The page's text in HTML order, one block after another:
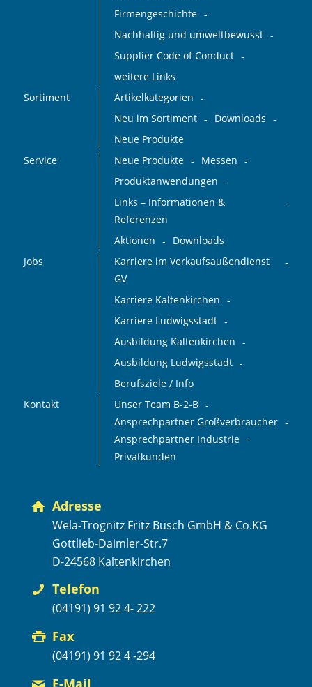
Firmengeschichte
Nachhaltig und umweltbewusst
Supplier Code of Conduct
weitere Links
Sortiment
Artikelkategorien
Neu im Sortiment
Downloads
Neue Produkte
Service
Neue Produkte
Messen
Produktanwendungen
Links – Informationen &
Referenzen
Aktionen
Downloads
Jobs
Karriere im Verkaufsaußendienst
GV
Karriere Kaltenkirchen
Karriere Ludwigsstadt
Ausbildung Kaltenkirchen
Ausbildung Ludwigsstadt
Berufsziele / Info
Kontakt
Unser Team B-2-B
Ansprechpartner Großverbraucher
Ansprechpartner Industrie
Privatkunden
Adresse
Wela-Trognitz Fritz Busch GmbH & Co.KG
Gottlieb-Daimler-Str.7
D-24568 Kaltenkirchen
Telefon
(04191) 91 92 4- 222
Fax
(04191) 91 92 4 -294
E-Mail